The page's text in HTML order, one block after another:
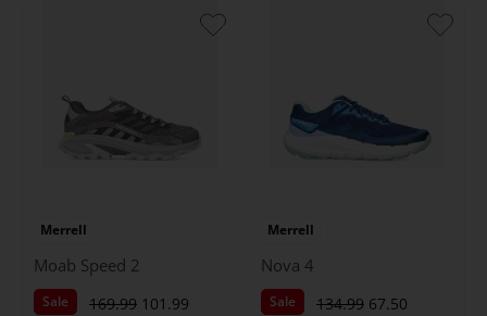
Merrell
Moab Speed 2
Sale 169.99 101.99
Merrell
Nova 4
Sale 134.99 67.50